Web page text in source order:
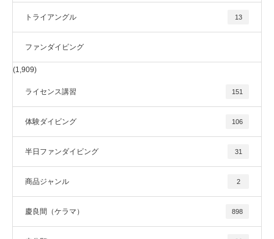
トライアングル 13
ファンダイビング
(1,909)
ライセンス講習 151
体験ダイビング 106
半日ファンダイビング 31
商品ジャンル 2
慶良間（ケラマ） 898